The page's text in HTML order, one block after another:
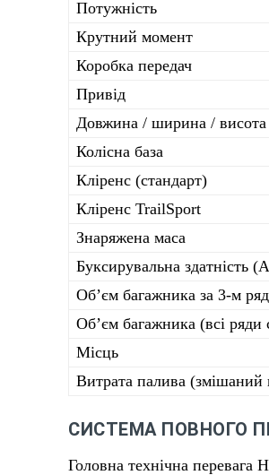
Потужність
Крутний момент
Коробка передач
Привід
Довжина / ширина / висота
Колісна база
Кліренс (стандарт)
Кліренс TrailSport
Знаряжена маса
Буксирувальна здатність
Об’єм багажника за 3-м
Об’єм багажника (всі ряди
Місць
Витрата палива (змішаний
СИСТЕМА ПОВНОГО
Головна технічна